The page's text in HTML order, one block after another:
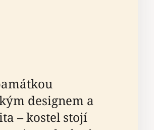
designem a
– kostel stojí